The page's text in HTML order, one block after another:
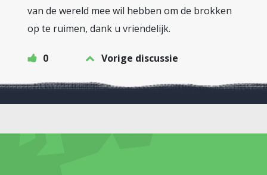
van de wereld mee wil hebben om de brokken
op te ruimen, dank u vriendelijk.
0 Vorige discussie